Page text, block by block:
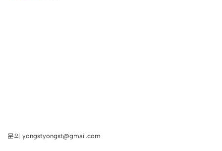
문의 yongstyongst@gmail.com